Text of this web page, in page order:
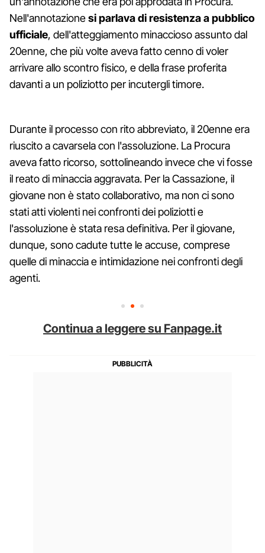
Nell'annotazionesi parlava di resistenza a pubblico
ufficiale, dell'atteggiamento minaccioso assunto dal
20enne, che più volte aveva fatto cenno di voler
arrivare allo scontro fisico, e della frase proferita
davanti a un poliziotto per incutergli timore.
Durante il processo con rito abbreviato, il 20enne era
riuscito a cavarsela con l'assoluzione. La Procura
aveva fatto ricorso, sottolineando invece che vi fosse
il reato di minaccia aggravata. Per la Cassazione, il
giovane non è stato collaborativo, ma non ci sono
stati atti violenti nei confronti dei poliziotti e
l'assoluzione è stata resa definitiva. Per il giovane,
dunque, sono cadute tutte le accuse, comprese
quelle di minaccia e intimidazione nei confronti degli
agenti.
Continua a leggere su Fanpage.it